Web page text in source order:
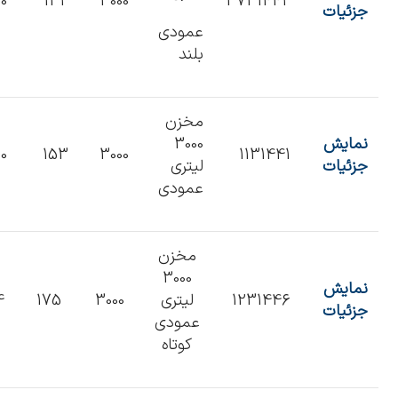
جزئیات
عمودی
بلند
نمایش
جزئیات
1131441
مخزن
3000
لیتری
عمودی
3000
153
نمایش
جزئیات
1231446
مخزن
3000
لیتری
عمودی
کوتاه
3000
175